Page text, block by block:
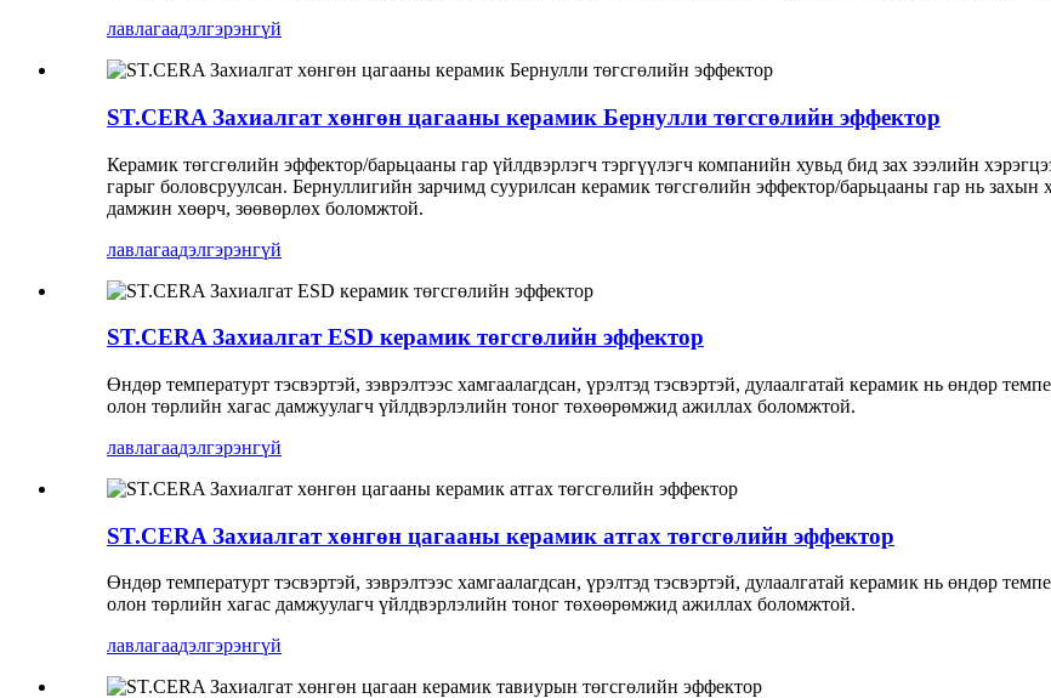
лавлагаадэлгэрэнгүй
ST.CERA Захиалгат хөнгөн цагааны керамик Бернулли төгсгөлийн эффектор
Керамик төгсгөлийн эффектор/барьцааны гар үйлдвэрлэгч тэргүүлэгч компанийн хувьд бид зах зээлийн
гарыг боловсруулсан. Бернуллигийн зарчимд суурилсан керамик төгсгөлийн эффектор/барьцааны гар нь захын
дамжин хөөрч, зөөвөрлөх боломжтой.
лавлагаадэлгэрэнгүй
ST.CERA Захиалгат ESD керамик төгсгөлийн эффектор
Өндөр температурт тэсвэртэй, зэврэлтээс хамгаалагдсан, үрэлтэд тэсвэртэй, дулаалгатай керамик нь өндөр
олон төрлийн хагас дамжуулагч үйлдвэрлэлийн тоног төхөөрөмжид ажиллах боломжтой.
лавлагаадэлгэрэнгүй
ST.CERA Захиалгат хөнгөн цагааны керамик атгах төгсгөлийн эффектор
Өндөр температурт тэсвэртэй, зэврэлтээс хамгаалагдсан, үрэлтэд тэсвэртэй, дулаалгатай керамик нь өндөр
олон төрлийн хагас дамжуулагч үйлдвэрлэлийн тоног төхөөрөмжид ажиллах боломжтой.
лавлагаадэлгэрэнгүй